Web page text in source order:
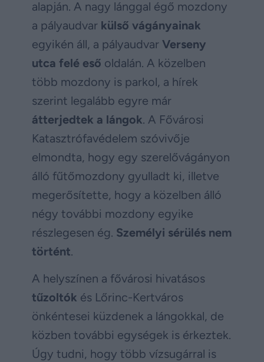
alapján. A nagy lánggal égő mozdony
a pályaudvar külső vágányainak
egyikén áll, a pályaudvar Verseny
utca felé eső oldalán. A közelben
több mozdony is parkol, a hírek
szerint legalább egyre már
átterjedtek a lángok. A Fővárosi
Katasztrófavédelem szóvivője
elmondta, hogy egy szerelővágányon
álló fűtőmozdony gyulladt ki, illetve
megerősítette, hogy a közelben álló
négy további mozdony egyike
részlegesen ég. Személyi sérülés nem
történt.
A helyszínen a fővárosi hivatásos
tűzoltók és Lőrinc-Kertváros
önkéntesei küzdenek a lángokkal, de
közben további egységek is érkeztek.
Úgy tudni, hogy több vízsugárral is